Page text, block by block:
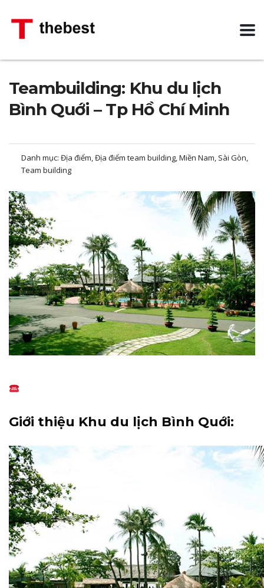
Teambuilding: Khu du lịch
Bình Quới – Tp Hồ Chí Minh
Danh mục: Địa điểm, Địa điểm team building, Miền Nam, Sài Gòn,
Team building
Giới thiệu Khu du lịch Bình Quới: